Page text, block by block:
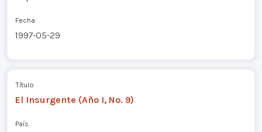
Fecha
1997-05-29
Título
El Insurgente (Año I, No. 9)
País